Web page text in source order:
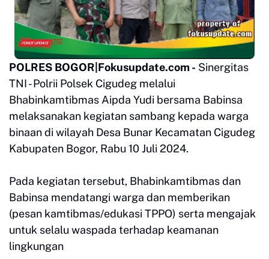
POLRES BOGOR|Fokusupdate.com - Sinergitas
TNI - Polrii Polsek Cigudeg melalui
Bhabinkamtibmas Aipda Yudi bersama Babinsa
melaksanakan kegiatan sambang kepada warga
binaan di wilayah Desa Bunar Kecamatan Cigudeg
Kabupaten Bogor, Rabu 10 Juli 2024.
Pada kegiatan tersebut, Bhabinkamtibmas dan
Babinsa mendatangi warga dan memberikan
(pesan kamtibmas/edukasi TPPO) serta mengajak
untuk selalu waspada terhadap keamanan
lingkungan